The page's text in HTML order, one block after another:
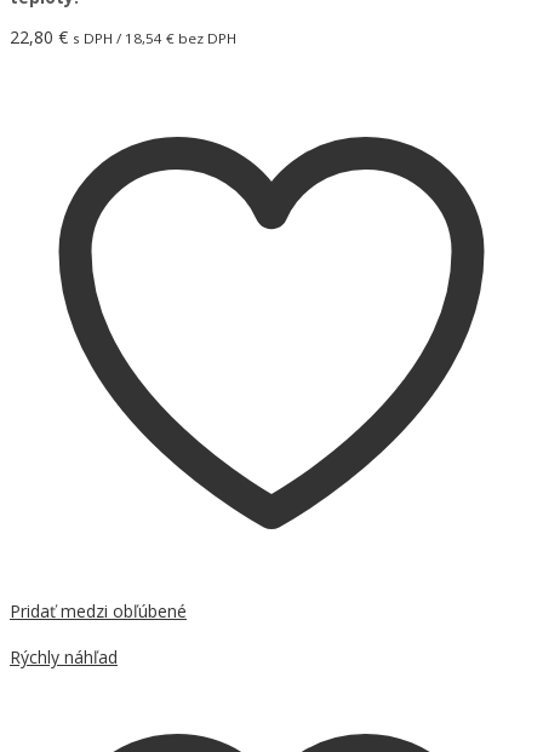
22,80 € s DPH / 18,54 € bez DPH
Pridať medzi obľúbené
Rýchly náhľad